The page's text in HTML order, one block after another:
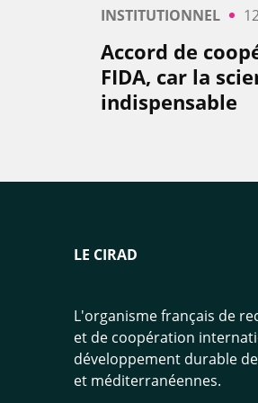
INSTITUTIONNEL
Accord de
FIDA, car la
indispensable
LE CIRAD
L'organisme français de
et de coopération
développement durable
et méditerranéennes.